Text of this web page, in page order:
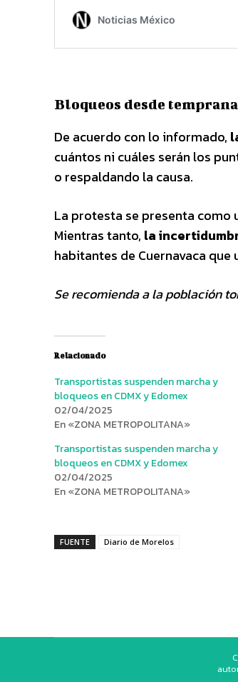
Bloqueos desde
De acuerdo con lo informado,
cuántos ni cuáles serán los
o respaldando la causa.
La protesta se presenta como
Mientras tanto, la
habitantes de Cuernavaca que
Se recomienda a la población
Relacionado
Transportistas suspenden marcha y
bloqueos en CDMX y Edomex
02/04/2025
En «ZONA METROPOLITANA»
Transportistas suspenden marcha y
bloqueos en CDMX y Edomex
02/04/2025
En «ZONA METROPOLITANA»
FUENTE Diario de Morelos